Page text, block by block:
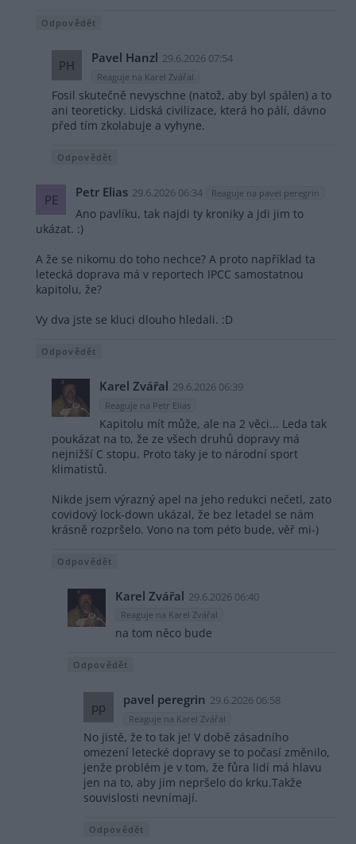
Odpovědět
PH Pavel Hanzl 29.6.2026 07:54
Reaguje na Karel Zvářal
Fosil skutečně nevyschne (natož, aby byl spálen) a to
ani teoreticky. Lidská civilizace, která ho pálí, dávno
před tím zkolabuje a vyhyne.
Odpovědět
PE Petr Elias 29.6.2026 06:34 Reaguje na pavel peregrin
Ano pavlíku, tak najdi ty kroniky a jdi jim to
ukázat. :)
A že se nikomu do toho nechce? A proto například ta
letecká doprava má v reportech IPCC samostatnou
kapitolu, že?
Vy dva jste se kluci dlouho hledali. :D
Odpovědět
Karel Zvářal 29.6.2026 06:39
Reaguje na Petr Elias
Kapitolu mít může, ale na 2 věci... Leda tak
poukázat na to, že ze všech druhů dopravy má
nejnižší C stopu. Proto taky je to národní sport
klimatistů.
Nikde jsem výrazný apel na jeho redukci nečetl, zato
covidový lock-down ukázal, že bez letadel se nám
krásně rozpršelo. Vono na tom péťo bude, věř mi-)
Odpovědět
Karel Zvářal 29.6.2026 06:40
Reaguje na Karel Zvářal
na tom něco bude
Odpovědět
pp pavel peregrin 29.6.2026 06:58
Reaguje na Karel Zvářal
No jistě, že to tak je! V době zásadního
omezení letecké dopravy se to počasí změnilo,
jenže problém je v tom, že fůra lidí má hlavu
jen na to, aby jim nepršelo do krku.Takže
souvislosti nevnímají.
Odpovědět